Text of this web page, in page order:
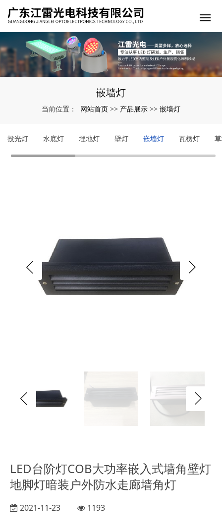
嵌墙灯
当前位置： 网站首页 >> 产品展示 >> 嵌墙灯
投光灯 水底灯 埋地灯 壁灯 嵌墙灯 瓦楞灯
LED台阶灯COB大功率嵌入式墙角壁灯
地脚灯暗装户外防水走廊墙角灯
2021-11-23 1193